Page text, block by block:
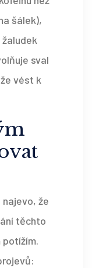
šálek),
sval
vést k
že
těchto
potížím.